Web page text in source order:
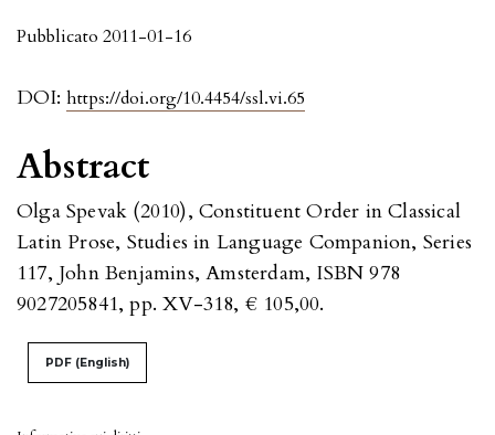
DOI: https://doi.org/10.4454/ssl.vi.65
Pubblicato 2011-01-16
Abstract
Olga Spevak (2010), Constituent Order in Classical
Latin Prose, Studies in Language Companion, Series
117, John Benjamins, Amsterdam, ISBN 978
9027205841, pp. XV-318, € 105,00.
PDF (English)